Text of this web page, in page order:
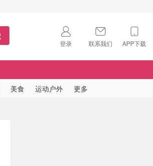
登录 联系我们 APP下载
🇺🇸
美食 运动户外 更多